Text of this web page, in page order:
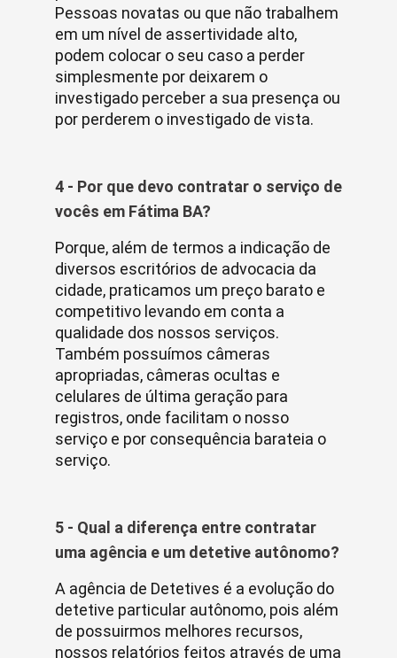
Pessoas novatas ou que não trabalhem
em um nível de assertividade alto,
podem colocar o seu caso a perder
simplesmente por deixarem o
investigado perceber a sua presença ou
por perderem o investigado de vista.
4 - Por que devo contratar o serviço de
vocês em Fátima BA?
Porque, além de termos a indicação de
diversos escritórios de advocacia da
cidade, praticamos um preço barato e
competitivo levando em conta a
qualidade dos nossos serviços.
Também possuímos câmeras
apropriadas, câmeras ocultas e
celulares de última geração para
registros, onde facilitam o nosso
serviço e por consequência barateia o
serviço.
5 - Qual a diferença entre contratar
uma agência e um detetive autônomo?
A agência de Detetives é a evolução do
detetive particular autônomo, pois além
de possuirmos melhores recursos,
nossos relatórios feitos através de uma